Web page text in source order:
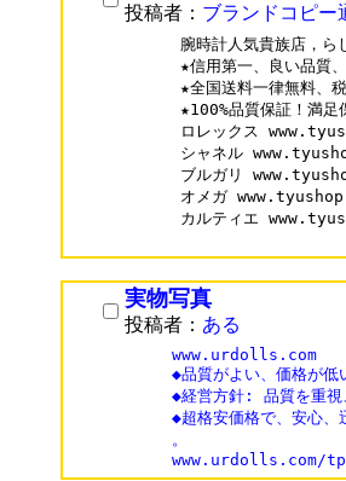
投稿者： ブランドコピー
腕時計人気貴族店，ら
★信用第一、良い品質、
★全国送料一律無料、
★100%品質保証！満足
ロレックス
シャネル
ブルガリ
オメガ
カルティエ
実物写真
投稿者： ある
www.urdolls.com
◆品質がよい、価格が低
◆経営方針: 品質を重視
◆超格安価格で、安心、
。